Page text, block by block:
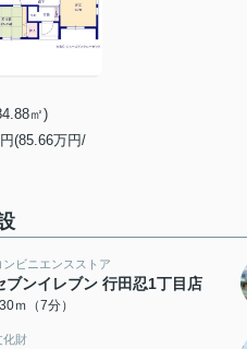
㎡)
(85.66万円/
ンビニエンスストア
ブンイレブン 行田忍1丁目店
ｍ（7分）
化財